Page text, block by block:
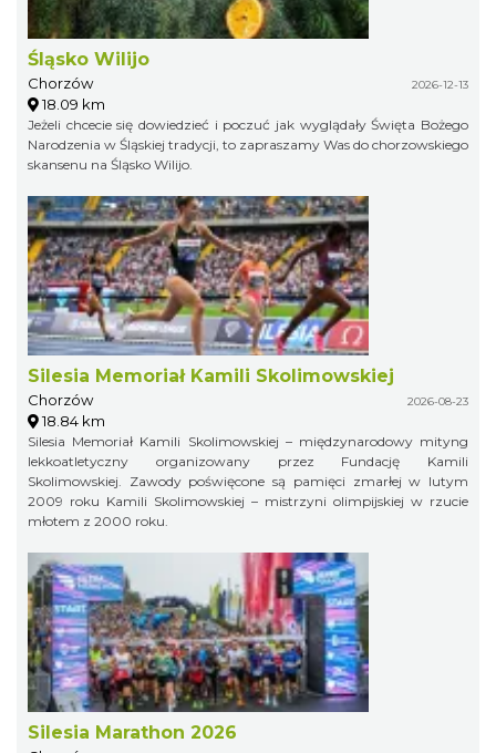
Śląsko Wilijo
Chorzów 2026-12-13
18.09 km
Jeżeli chcecie się dowiedzieć i poczuć jak wyglądały Święta Bożego
Narodzenia w Śląskiej tradycji, to zapraszamy Was do chorzowskiego
skansenu na Śląsko Wilijo.
Silesia Memoriał Kamili Skolimowskiej
Chorzów 2026-08-23
18.84 km
Silesia Memoriał Kamili Skolimowskiej – międzynarodowy mityng
lekkoatletyczny organizowany przez Fundację Kamili
Skolimowskiej. Zawody poświęcone są pamięci zmarłej w lutym
2009 roku Kamili Skolimowskiej – mistrzyni olimpijskiej w rzucie
młotem z 2000 roku.
Silesia Marathon 2026